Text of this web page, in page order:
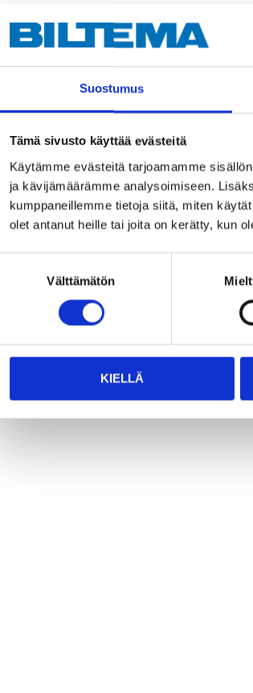
Suostumus
Tämä sivusto käyttää evästeitä
Käytämme evästeitä tarjoamamme
ja kävijämäärämme analysoimiseen.
kumppaneillemme tietoja siitä, miten
olet antanut heille tai joita on kerätty, kun
Välttämätön
KIELLÄ
895
Voltage detector
15-347
In stock in25 store
Not sold online